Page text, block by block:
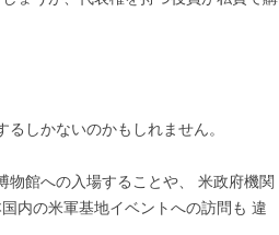
しかないのかもしれません。
物館への入場することや、 米政府機関
内の米軍基地イベントへの訪問も 違